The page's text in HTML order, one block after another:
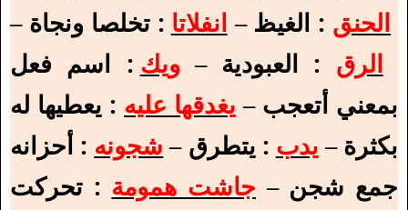
الحنق : الغيظ – انفلاتا : تخلصا ونجاة –
الرق : العبودية – ويك : اسم فعل
بمعني أتعجب – يغدقها عليه : يعطيها له
بكثرة –يدب : يتطرق –شجونه : أحزانه
جمع شجن – جاشت همومة : تحركت